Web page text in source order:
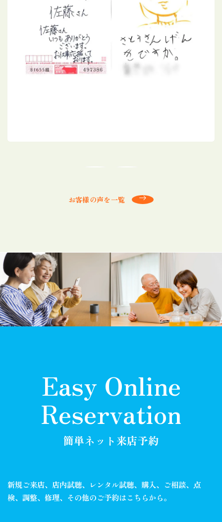
お客様の声を一覧
Easy Online
Reservation
簡単ネット来店予約
新規ご来店、店内試聴、レンタル試聴、購入、ご相談、 点
検、調整、修理、その他のご予約はこちらから。